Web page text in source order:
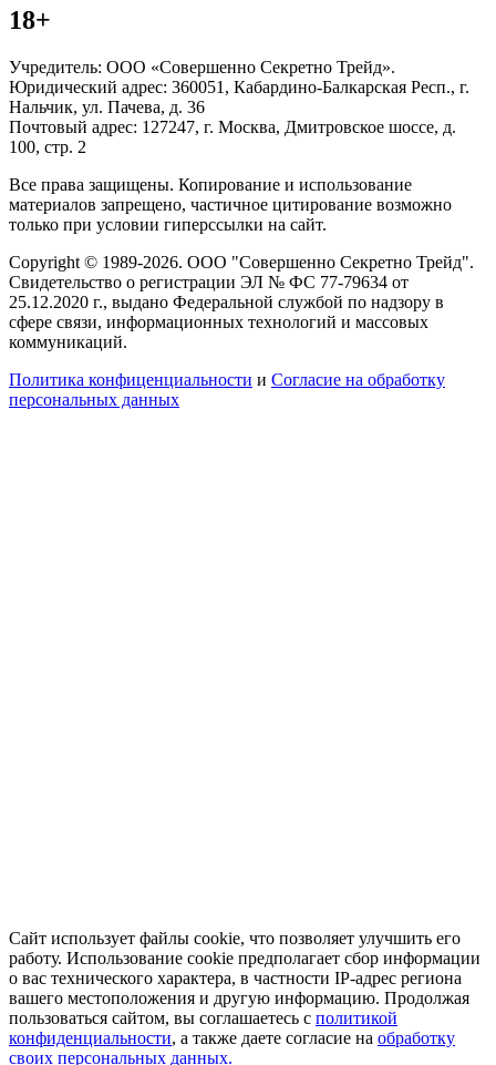
18+
Учредитель: ООО «Совершенно Секретно Трейд».
Юридический адрес: 360051, Кабардино-Балкарская Респ., г.
Нальчик, ул. Пачева, д. 36
Почтовый адрес: 127247, г. Москва, Дмитровское шоссе, д.
100, стр. 2
Все права защищены. Копирование и использование
материалов запрещено, частичное цитирование возможно
только при условии гиперссылки на сайт.
Copyright © 1989-2026. ООО "Совершенно Секретно Трейд".
Свидетельство о регистрации ЭЛ № ФС 77-79634 от
25.12.2020 г., выдано Федеральной службой по надзору в
сфере связи, информационных технологий и массовых
коммуникаций.
Политика конфиценциальности и Согласие на обработку
персональных данных
Сайт использует файлы cookie, что позволяет улучшить его
работу. Использование cookie предполагает сбор информации
о вас технического характера, в частности IP-адрес региона
вашего местоположения и другую информацию. Продолжая
пользоваться сайтом, вы соглашаетесь с политикой
конфиденциальности, а также даете согласие на обработку
своих персональных данных.